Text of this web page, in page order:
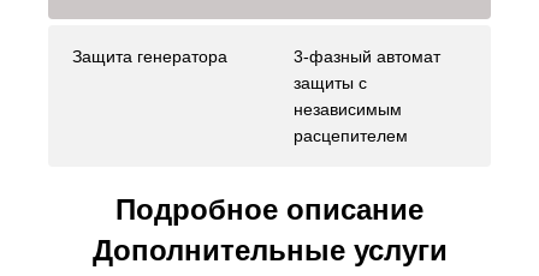
Защита генератора
3-фазный автомат
защиты с
независимым
расцепителем
Подробное описание
Дополнительные услуги